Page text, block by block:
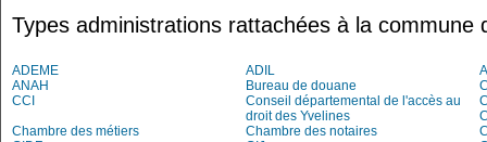
Types administrations rattachées à la commune
ADEME ADIL
ANAH
Bureau de douane
CCI
Conseil départemental de l'accès au
droit des Yvelines
Chambre des métiers
Chambre des notaires